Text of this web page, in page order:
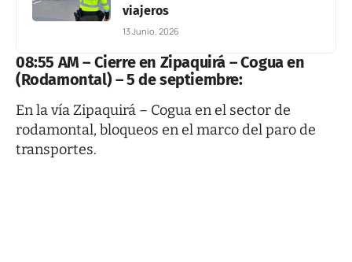
viajeros
13 Junio, 2026
08:55 AM – Cierre en Zipaquirá – Cogua en
(Rodamontal) – 5 de septiembre:
En la vía Zipaquirá – Cogua en el sector de
rodamontal, bloqueos en el marco del paro de
transportes.